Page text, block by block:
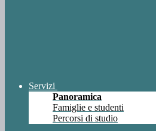
Servizi
Panoramica
Famiglie e studenti
Percorsi di studio